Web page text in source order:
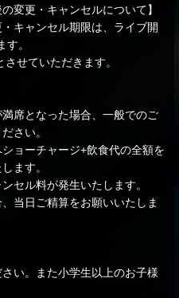
変更・キャンセルについて】
キャンセル期限は、ライブ開
。
せていただきます。
席となった場合、一般でのご
さい。
ョーチャージ+飲食代の全額を
ます。
セル料が発生いたします。
当日ご精算をお願いいたしま
い。また小学生以上のお子様